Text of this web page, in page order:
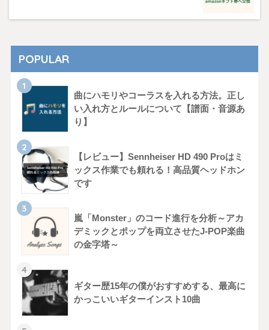
POPULAR
曲にハモリやコーラスを入れる方法。正し
い入れ方とルールについて【譜面・音源あ
り】
【レビュー】Sennheiser HD 490 Proはミ
ックス作業でも頼れる！高品質ヘッドホン
です
嵐「Monster」のコード進行を分析～アカ
デミックとポップを両立させたJ-POP楽曲
の金字塔～
ギター歴15年の僕がおすすめする、最高に
かっこいいギターインスト10曲